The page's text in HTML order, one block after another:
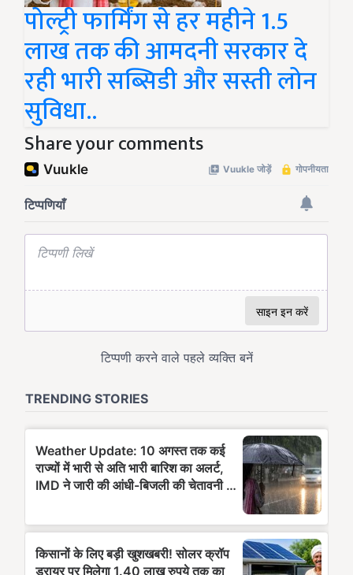
पोल्ट्री फार्मिंग से हर महीने 1.5
लाख तक की आमदनी सरकार दे
रही भारी सब्सिडी और सस्ती लोन
सुविधा..
Share your comments